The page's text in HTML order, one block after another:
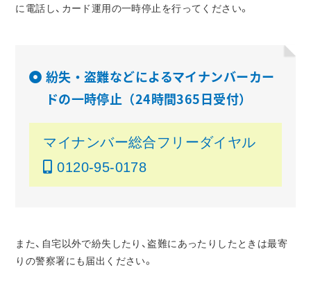
に電話し、カード運用の一時停止を行ってください。
紛失・盗難などによるマイナンバーカー
ドの一時停止（24時間365日受付）
マイナンバー総合フリーダイヤル
0120-95-0178
また、自宅以外で紛失したり、盗難にあったりしたときは最寄
りの警察署にも届出ください。